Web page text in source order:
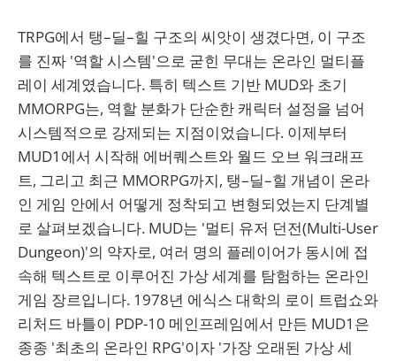
TRPG에서 탱–딜–힐 구조의 씨앗이 생겼다면, 이 구조
를 진짜 '역할 시스템'으로 굳힌 무대는 온라인 멀티플
레이 세계였습니다. 특히 텍스트 기반 MUD와 초기
MMORPG는, 역할 분화가 단순한 캐릭터 설정을 넘어
시스템적으로 강제되는 지점이었습니다. 이제부터
MUD1에서 시작해 에버퀘스트와 월드 오브 워크래프
트, 그리고 최근 MMORPG까지, 탱–딜–힐 개념이 온라
인 게임 안에서 어떻게 정착되고 변형되었는지 단계별
로 살펴보겠습니다. MUD는 '멀티 유저 던전(Multi-User
Dungeon)'의 약자로, 여러 명의 플레이어가 동시에 접
속해 텍스트로 이루어진 가상 세계를 탐험하는 온라인
게임 장르입니다. 1978년 에식스 대학의 로이 트럽쇼와
리처드 바틀이 PDP-10 메인프레임에서 만든 MUD1은
종종 '최초의 온라인 RPG'이자 '가장 오래된 가상 세